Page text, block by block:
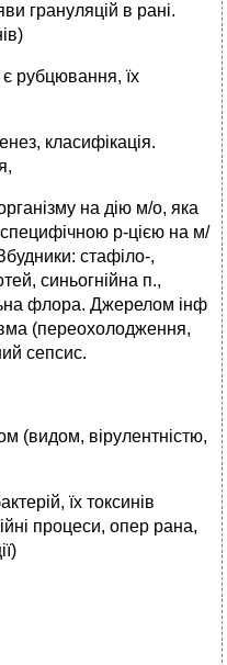
грануляцій в рані.
є рубцювання, їх
класифікація.
на дію м/о, яка
р-цією на м/
стафіло-,
синьогнійна п.,
флора. Джерелом інф
(переохолодження,
сепсис.
(видом, вірулентністю,
їх токсинів
процеси, опер рана,